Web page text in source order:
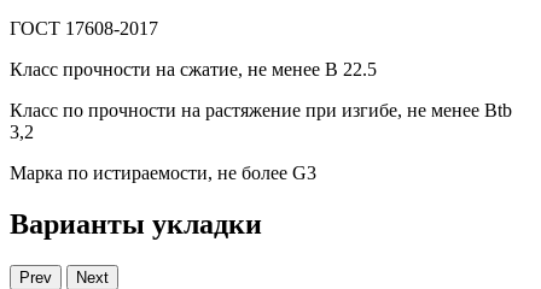
ГОСТ 17608-2017
Класс прочности на сжатие, не менее В 22.5
Класс по прочности на растяжение при изгибе, не менее Вtb
3,2
Марка по истираемости, не более G3
Варианты укладки
Prev Next